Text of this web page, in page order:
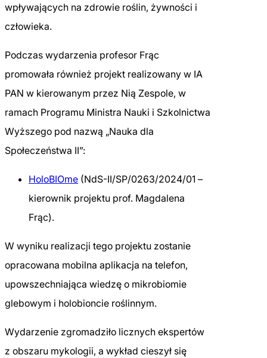
wpływających na zdrowie roślin, żywności i
człowieka.
Podczas wydarzenia profesor Frąc
promowała również projekt realizowany w IA
PAN w kierowanym przez Nią Zespole, w
ramach Programu Ministra Nauki i Szkolnictwa
Wyższego pod nazwą „Nauka dla
Społeczeństwa II”:
HoloBIOme (NdS-II/SP/0263/2024/01 –
kierownik projektu prof. Magdalena
Frąc).
W wyniku realizacji tego projektu zostanie
opracowana mobilna aplikacja na telefon,
upowszechniająca wiedzę o mikrobiomie
glebowym i holobioncie roślinnym.
Wydarzenie zgromadziło licznych ekspertów
z obszaru mykologii, a wykład cieszył się